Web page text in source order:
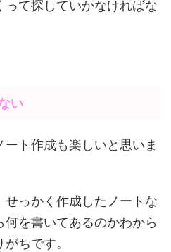
って探していかなければな
い
ト作成も楽しいと思いま
っかく作成したノートな
を書いてあるのかわから
ちです。